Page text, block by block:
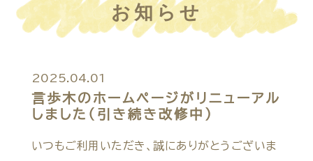
お知らせ
2025.04.01
言歩木のホームページがリニューアル
しました（引き続き改修中）
いつもご利用いただき、誠にありがとうございま